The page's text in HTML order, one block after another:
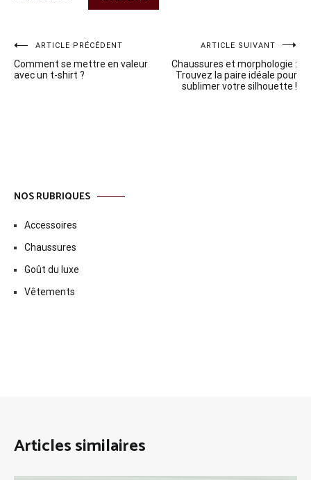
Navigation
de
ARTICLE PRÉCÉDENT
Comment se mettre en valeur
avec un t-shirt ?
ARTICLE SUIVANT
Chaussures et morphologie :
Trouvez la paire idéale pour
sublimer votre silhouette !
NOS RUBRIQUES
Accessoires
Chaussures
Goût du luxe
Vêtements
Articles similaires